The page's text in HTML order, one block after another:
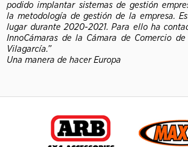
podido implantar sistemas de gestión
la metodología de gestión de la empresa.
lugar durante 2020-2021. Para ello ha
InnoCámaras de la Cámara de Comercio
Vilagarcía.”
Una manera de hacer Europa